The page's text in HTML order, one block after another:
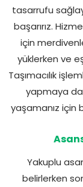
tasarrufu
başarırız.
için
yüklerken ve
Taşımacılık
yapmaya
yaşamanız için
Yakuplu
belirlerken